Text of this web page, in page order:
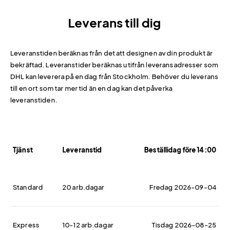
Leverans till dig
Leveranstiden beräknas från det att designen av din produkt är
bekräftad. Leveranstider beräknas utifrån leveransadresser som
DHL kan leverera på en dag från Stockholm. Behöver du leverans
till en ort som tar mer tid än en dag kan det påverka
leveranstiden.
Tjänst Leveranstid Beställidag före 14:00
Standard 20 arb.dagar Fredag 2026-09-04
Express 10-12 arb.dagar Tisdag 2026-08-25